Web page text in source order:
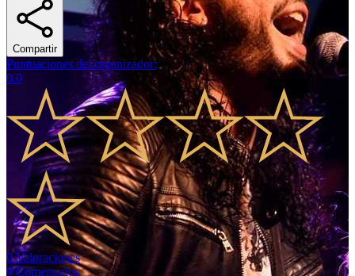
Compartir
Puntuaciones del organizador:
0.0
0 Valoraciones
0 Comentarios